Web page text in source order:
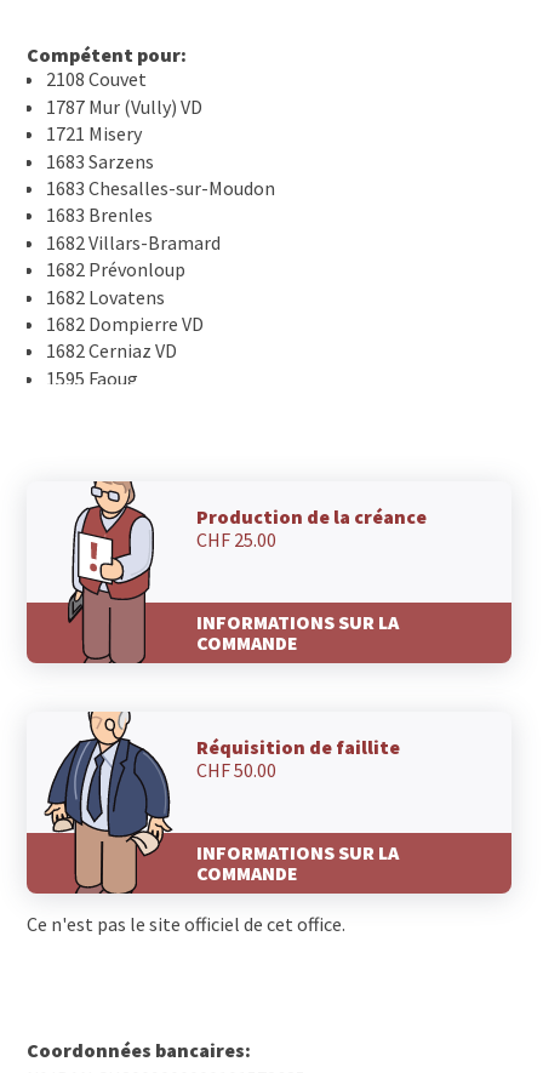
Compétent pour:
2108 Couvet
1787 Mur (Vully) VD
1721 Misery
1683 Sarzens
1683 Chesalles-sur-Moudon
1683 Brenles
1682 Villars-Bramard
1682 Prévonloup
1682 Lovatens
1682 Dompierre VD
1682 Cerniaz VD
1595 Faoug
1587 Constantine
1586 Vallamand
1585 Salavaux
1585 Cotterd
1585 Bellerive VD
1584 Villars-le-Grand
1580 Oleyres
1565 Missy
1564 Domdidier
1562 Corcelles-près-Payerne
1555 Villarzel
1554 Sédeilles
1552 Trey
1551 Vers-chez-Perrin
1536 Combremont-le-Petit
Production de la créance
CHF 25.00
INFORMATIONS SUR LA
COMMANDE
Réquisition de faillite
CHF 50.00
INFORMATIONS SUR LA
COMMANDE
Ce n'est pas le site officiel de cet office.
Coordonnées bancaires: